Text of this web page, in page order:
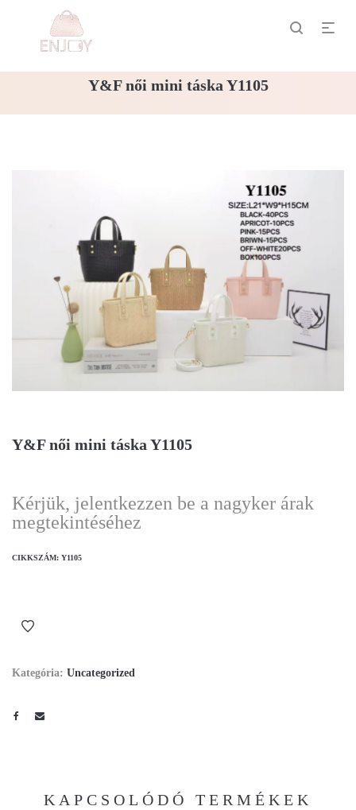
Y&F női mini táska Y1105
Y&F női mini táska Y1105
Kérjük, jelentkezzen be a nagyker árak
megtekintéséhez
CIKKSZÁM: Y1105
Kategória: Uncategorized
KAPCSOLÓDÓ TERMÉKEK